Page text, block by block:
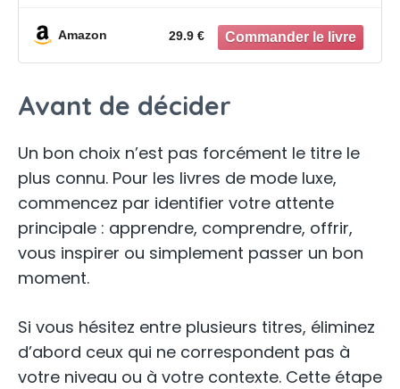
Amazon 29.9 €
Avant de décider
Un bon choix n’est pas forcément le titre le
plus connu. Pour les livres de mode luxe,
commencez par identifier votre attente
principale : apprendre, comprendre, offrir,
vous inspirer ou simplement passer un bon
moment.
Si vous hésitez entre plusieurs titres, éliminez
d’abord ceux qui ne correspondent pas à
votre niveau ou à votre contexte. Cette étape